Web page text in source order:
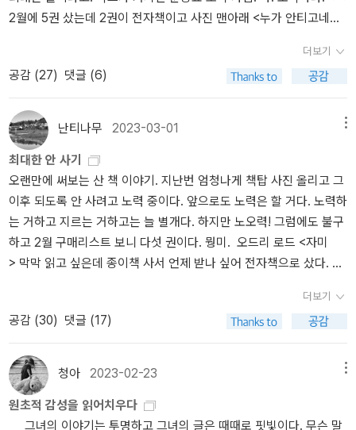
짧은 글을 통해서도 충분히 전해지면서 이 책을 추천한 이유와 삶의
결과 영혼의 향기가 전해지기 시작한다. '저널리즘이 말해주는 현실.
벌거벗겨져 초라한 현실. 현실이라 강요되는 현실. 우리가 믿게 되었
으므로 현실이 되고만 현실. 이 현실이 세계인가?' (12쪽) 시인 장혜
령의 글은 한국 사회의 저널리즘의 현주소를 말하기에 충분해진다.
『멋진 신세계』, 『죽도록 즐기기』, 『1984』, 『동물농장』 작품들도 함
께 떠올리게 된다. 지금도 한국에서 인기순위에 오르는 것들이 무엇
을 의도하는 영상물인지 계속 의심하고 질문을 멈추지 않아야 하는
이유가 된다. 이 책을 읽는 이유를 시인 장혜령은 분명한 어조로 전달
한다.​​어디선가 버려진 짐승의 울부짖음이 들려온다. 쩔뚝거리며 걷
는, 버려진 아기 짐승. 그것도 착하다고 할 것인가? 어쩌면, 어쩌면 그
럴지도 모른다. 13 시인 장혜령​여자는 다른 것을 기다리고 있었다. 기
다림으로 희망하고 있었다. 그녀 자신도 알지 못했음으로 찾아온다
해도 붙잡지 못할 무언가를. 15_ 시인 장혜령​그리하여, 타오르는 여
자의 손으로 9우리는 푸른 불의 영혼을 나눠 가졌다. 9 향해 간다는
것은 살아 있다는 것 9​​글쓰기가 저주라고 말하였던 작가의 이유가 무
저주라고 말한 이유도 충분히 공감하게 된다. 저자가 독자에게 줄 수
있었던 것은 단어뿐이라면서 가난하다는 것이 고통스럽고 무기력한
사랑을 한다는 것이 무척 괴롭지만 계속 희망한다고 말하는 작가의
마음을 깊게 호흡하게 된다. ​​절망하고 우울해질지라도 계속 희망해야
빨강 검정 노랑이야! >_< 이러다 리스펙토르 책 모두 갖추게 될 듯(안
헐 어쩌다 보니 11권까지 마련. 이제 10권 딱 하나 남았다. 10권까지
마련하면 읽어야 해........... 로버트 단턴, <고양이 대학살> 너무나 유
명한 이 책, 책 제목 한번 못 들어본 알라디너가 있을까? 문화사 분야
에서는 가장 손꼽히는 현대의 고전. 최근에 개정판이 새로 나왔다. 표
지는 구판보다 훨씬 좋아 보인다. 책 받고 열어봤는데 글자 크기를 좀
더 크게 했으면 어땠을까 하는 아쉬움이(책 여백이 많던데... 음) 그
나저나 고양이 대학살이라니..... 이런이런.... -_-;귀엽죠? 근데 얘 오
늘 새벽 4시 36분에 똥테러했대요...... 젠장. -_- 집사의 현자타임. 악
셀 호네트, <인정투쟁- 사회적 갈등의 도덕적 형식론>현존하는 가장
중요한 철학자 중 한 명인 악셀 호네트의 대표작 <인정투쟁>- 철학과
정치학을 혁신하며 사회이론의 지평을 확장시킨 '현대의 고전'으로 꼽
히는 책. 호네트는 이 책에서 다양한 사회 문제 뒤에 감춰진 사회적 투
고, 폭동이나 봉기의 원인이 되는지 살펴보는 책. 이 출판사에서 나온
이저와의 논쟁을 담은 <분배냐, 인정이냐?>도 흥미로워 보인다. 은오
야, 땡투 잘 받았니? 악셀 호네트, <사회주의 재발명-왜 다시 사회주
의인가>그렇지만 낸시 프레이저와의 논쟁은 일단 호네트의 생각을
2월에 5권 샀는데 2권이 전자책이고 사진 맨아래 <누가 안티고네를
릭 펼쳐보다가 그만 깜놀하고 말았다. <미디어의 이해> 이러기예요?
하고 보니 참, 문고판으로 샀지. 잠시 멘붕 와서 사진 찍었다. 위 책은
<야생의 심장 가까이>, 아래는 <미디어의 이해>. 그러니까 '일반' 책
에 실리는 각주 정도의 글자가 본문 크기인 것. 을유문화사 <제2의 성
>과 아마 비슷하다지요??? 어휴 하다가 잠시 들여다보니 적응된다.
아직 (다) 오지 않은 노안이 이렇게 고마울 수가. (노안은 오는 것인
가, 되는 것인가, 그게 그건가...) +++ 4권 책탑 찍을 때만 해도 어지
럽고 먼지 앉아있던 책상을 좀전에 정리했다. 정리가 맞나 싶을 정도
로 그게 그거처럼 보이지만 노트 펼치고 쓸 공간조차 없었던 걸 있게
만들었다. 책상 위에 있어야 하는 걸 늘어놓는다. 늘어놓지 않을 수 없
다. 읽고 있는 책들을 쌓아두어야 하고(사진에 안 보이지만 왼쪽 컴
싶은 것들 얹어두어야 하고 책 읽을 때 필기구, 북마크, 이런 거 있어
야 하고... 예전에 하이드님 서재에서 보고 바로 질러버린 스누피 스탑
워치(?)는 45분 맞춰두고 잘 사용하고 있다. 작은넘이 '엄마, 고래 줄
까?' 하고 건넨 고래 스티커, 어디 붙일 데가 없어 그냥 꽂아두고. 휘
리릭 그림 그리고 싶을 때 필요한 물건들 쌓아두고.(거리가 멀면 안
꺼내게 된다.) 책상 앞에 오래 앉아있을 때 따뜻한 물 담아두는 물통
더보기
공감 (27) 댓글 (6)
난티나무 2023-03-01
최대한 안 사기
오랜만에 써보는 산 책 이야기. 지난번 엄청나게 책탑 사진 올리고 그
이후 되도록 안 사려고 노력 중이다. 앞으로도 노력은 할 거다. 노력하
는 거하고 지르는 거하고는 늘 별개다. 하지만 노오력! 그럼에도 불구
하고 2월 구매리스트 보니 다섯 권이다. 뭥미. 오드리 로드 <자미
> 막막 읽고 싶은데 종이책 사서 언제 받나 싶어 전자책으로 샀다. 벌
각. 드러내고 말하고 전해지고 읽히고 떠올라야 한다. 젠더 측면을 강
조하고자 하는 말이 아니라 다양성, 여성 경험과 생각의 다양성이라
는 면에서. <자미>와는 결이 다르지만 그래서 나는 비비언 고닉의 <
아무도 지켜보지 않지만 모두가 공연을 한다>도 좋았다. 이건 따로
이야기할 기회가 있기를. 정진희 <정체성 정치와 남녀 대립적 페미
니즘 - 마르크스주의적 비판> 외국 저자의 책들을 많이 접하다 보니
더보기
공감 (30) 댓글 (17)
청아 2023-02-23
원초적 감성을 읽어치우다
그녀의 이야기는 투명하고 그녀의 글은 때때로 핏빛이다. 무슨 말